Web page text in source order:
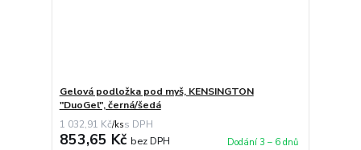
Gelová podložka pod myš, KENSINGTON
"DuoGel", černá/šedá
1 032,91 Kč/ks
853,65 Kč bez DPH Dodání 3 – 6 dnů